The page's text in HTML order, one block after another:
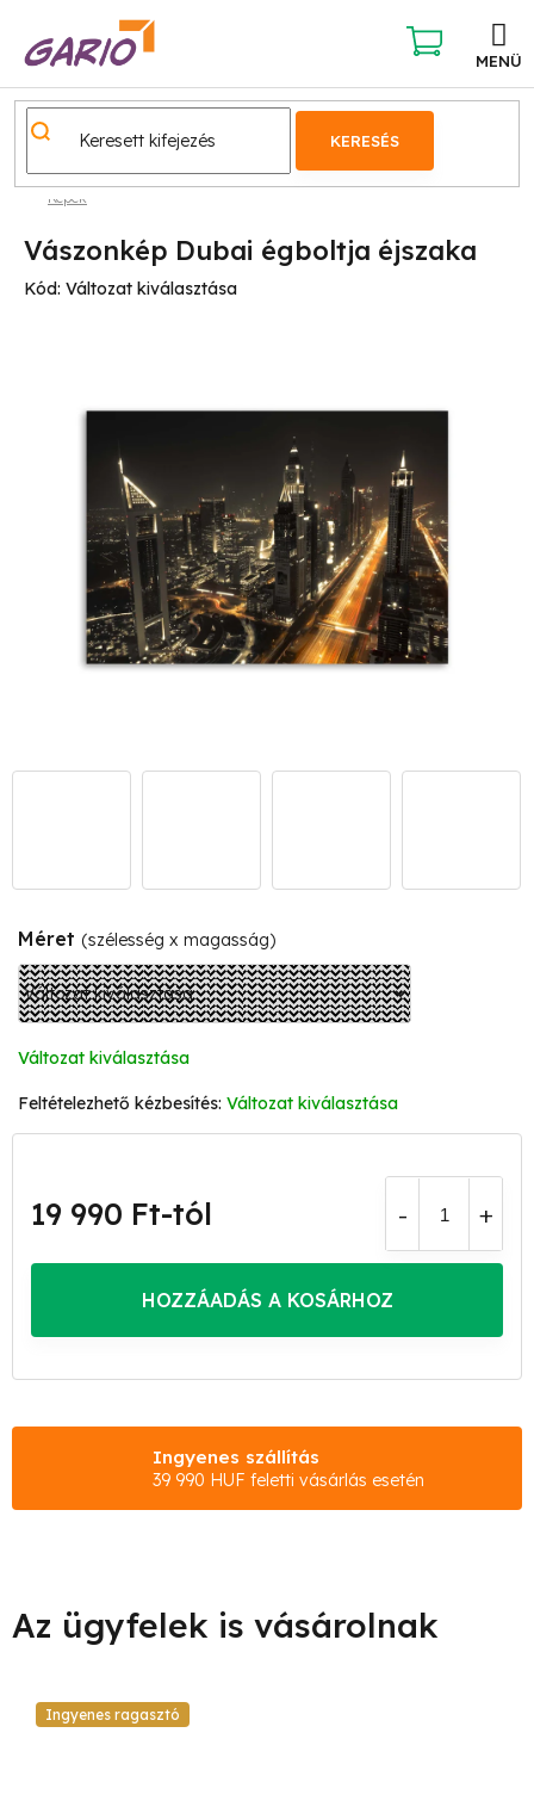
KERESÉS
KOSÁR
Képek
Vászonkép Dubai égboltja éjszaka
Kód: Változat kiválasztása
Méret (szélesség x magasság)
Változat kiválasztása
Változat kiválasztása
19 990 Ft-tól
HOZZÁADÁS A KOSÁRHOZ
Ingyenes szállítás
39 990 HUF feletti vásárlás esetén
Ingyenes ragasztó